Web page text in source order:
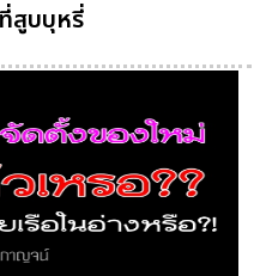
สูบบุหรี่